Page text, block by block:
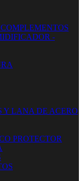
-
Y LANA DE ACERO
PROTECTOR